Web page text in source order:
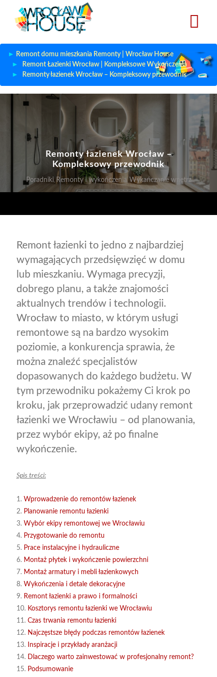
Remont domu mieszkania Remonty | Wrocław House
Remont Łazienki Wrocław | Kompleksowe Wykończenia
Remonty łazienek Wrocław – Kompleksowy przewodnik
Remonty łazienek Wrocław –
Kompleksowy przewodnik
Poradniki Remonty i wykończenia Wykańczanie wnętrz
Remont łazienki to jedno z najbardziej
wymagających przedsięwzięć w domu
lub mieszkaniu. Wymaga precyzji,
dobrego planu, a także znajomości
aktualnych trendów i technologii.
Wrocław to miasto, w którym usługi
remontowe są na bardzo wysokim
poziomie, a konkurencja sprawia, że
można znaleźć specjalistów
dopasowanych do każdego budżetu. W
tym przewodniku pokażemy Ci krok po
kroku, jak przeprowadzić udany remont
łazienki we Wrocławiu – od planowania,
przez wybór ekipy, aż po finalne
wykończenie.
Spis treści:
1. Wprowadzenie do remontów łazienek
2. Planowanie remontu łazienki
3. Wybór ekipy remontowej we Wrocławiu
4. Przygotowanie do remontu
5. Prace instalacyjne i hydrauliczne
6. Montaż płytek i wykończenie powierzchni
7. Montaż armatury i mebli łazienkowych
8. Wykończenia i detale dekoracyjne
9. Remont łazienki a prawo i formalności
10. Kosztorys remontu łazienki we Wrocławiu
11. Czas trwania remontu łazienki
12. Najczęstsze błędy podczas remontów łazienek
13.
Inspiracje i przykłady aranżacji
14.
Dlaczego warto zainwestować w profesjonalny remont?
15. Podsumowanie